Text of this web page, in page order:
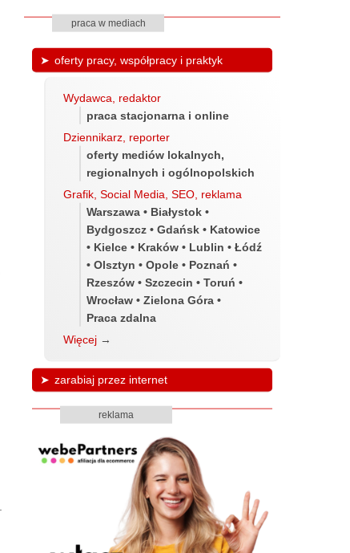
praca w mediach
oferty pracy, współpracy i praktyk
Wydawca, redaktor
praca stacjonarna i online
Dziennikarz, reporter
oferty mediów lokalnych,
regionalnych i ogólnopolskich
Grafik, Social Media, SEO, reklama
Warszawa • Białystok •
Bydgoszcz • Gdańsk • Katowice
• Kielce • Kraków • Lublin • Łódź
• Olsztyn • Opole • Poznań •
Rzeszów • Szczecin • Toruń •
Wrocław • Zielona Góra •
Praca zdalna
Więcej →
zarabiaj przez internet
reklama